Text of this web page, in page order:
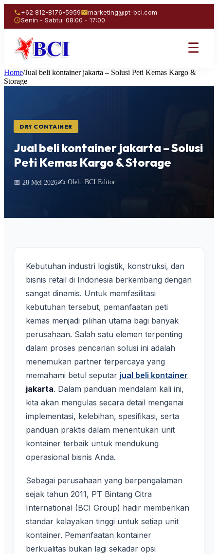
+62 812-8176-5959
marketing@pt-bci.com
Senin - Sabtu: 08:00 - 17:00
☰
Home/Jual beli kontainer jakarta – Solusi Peti Kemas Kargo &
Storage
DRY CONTAINER
Jual beli kontainer jakarta – Solusi
Peti Kemas Kargo & Storage
📅 28 Mei 2026✍️ Oleh: BCI Editor
Kebutuhan industri logistik, konstruksi, dan
bisnis retail di Indonesia berkembang dengan
sangat dinamis. Untuk memfasilitasi
kebutuhan tersebut, pemanfaatan peti
kemas menjadi pilihan utama bagi banyak
perusahaan. Salah satu elemen terpenting
dalam proses pencarian solusi ini adalah
menemukan partner terpercaya yang
memahami betul seputar jual beli kontainer
jakarta. Dalam panduan mendalam kali ini,
kita akan mengulas secara detail mengenai
implementasi, kelebihan, spesifikasi, serta
panduan praktis dalam menentukan unit
kontainer terbaik untuk mendukung
operasional bisnis Anda.
Sebagai perusahaan yang berpengalaman
sejak tahun 2011, PT Bintang Citra
International (BCI Group) hadir memberikan
standar kelayakan tinggi untuk setiap unit
kontainer. Pemanfaatan kontainer
berkualitas bukan lagi sekadar opsi